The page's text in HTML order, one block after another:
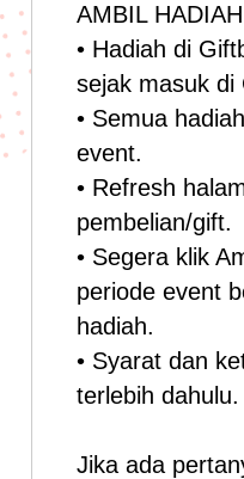
AMBIL
• Hadiah di
sejak masuk di
• Semua
event.
• Refresh
pembelian/gift.
• Segera klik
periode event
hadiah.
• Syarat dan
terlebih dahulu.
Jika ada